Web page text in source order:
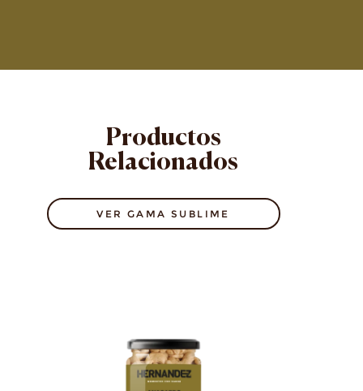
Productos
Relacionados
VER GAMA SUBLIME